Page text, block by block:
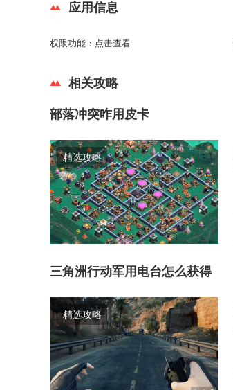
应用信息
权限功能： 点击查看
相关攻略
部落冲突咋用皮卡
精选攻略
三角洲行动军用电台怎么获得
精选攻略